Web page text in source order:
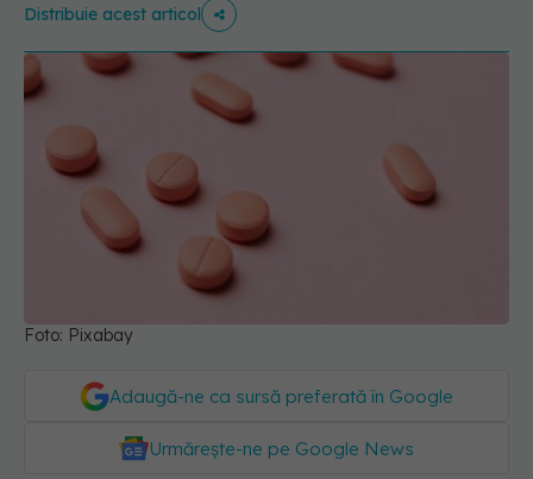
Distribuie acest articol
Foto: Pixabay
Adaugă-ne ca sursă preferată în Google
Urmărește-ne pe Google News